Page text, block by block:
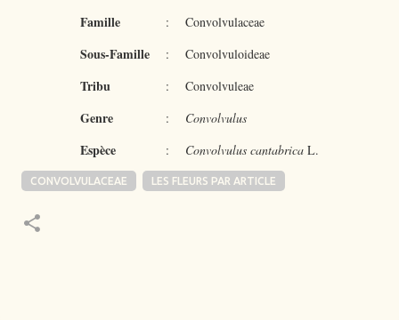
Famille : Convolvulaceae
Sous-Famille : Convolvuloideae
Tribu : Convolvuleae
Genre : Convolvulus
Espèce : Convolvulus cantabrica L.
CONVOLVULACEAE LES FLEURS PAR ARTICLE